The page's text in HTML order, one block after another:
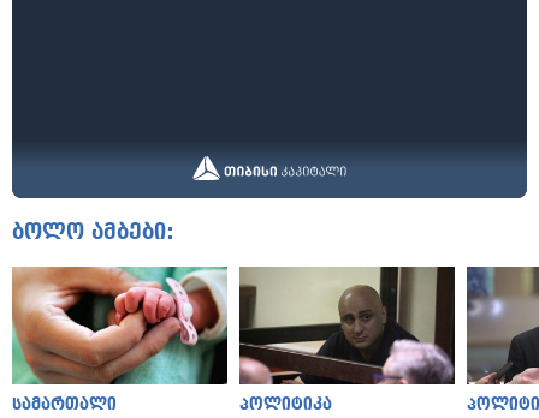
ბოლო ამბები:
სამართალი პოლიტიკა